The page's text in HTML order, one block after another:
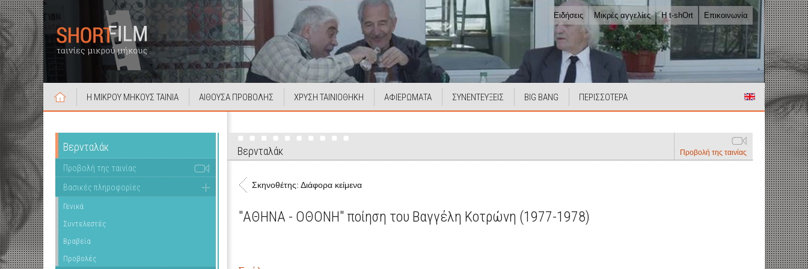
Ειδήσεις Μικρές αγγελίες Η t-shOrt Επικοινωνία
Η ΜΙΚΡΟΥ ΜΗΚΟΥΣ ΤΑΙΝΙΑ ΑΙΘΟΥΣΑ ΠΡΟΒΟΛΗΣ ΧΡΥΣΗ ΤΑΙΝΙΟΘΗΚΗ ΑΦΙΕΡΩΜΑΤΑ ΣΥΝΕΝΤΕΥΞΕΙΣ BIG BANG ΠΕΡΙΣΣΟΤΕΡΑ
Βερνταλάκ
Προβολή της ταινίας
Βασικές πληροφορίες
Γενικά
Συντελεστές
Βραβεία
Προβολές
Προβολή της ταινίας
Βερνταλάκ
Σκηνοθέτης: Διάφορα κείμενα
"ΑΘΗΝΑ - ΟΘΟΝΗ" ποίηση του Βαγγέλη Κοτρώνη (1977-1978)